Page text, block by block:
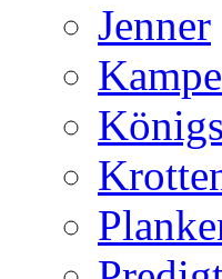
Jenner